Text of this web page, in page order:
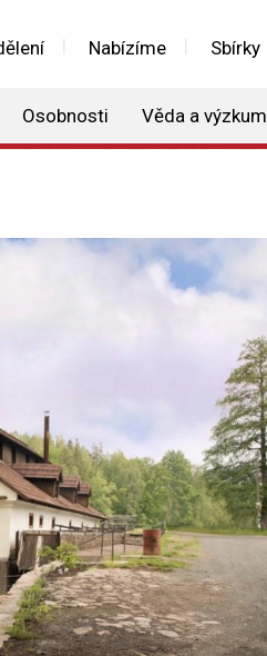
Nabízíme Sbírky
Osobnosti Věda a výzkum